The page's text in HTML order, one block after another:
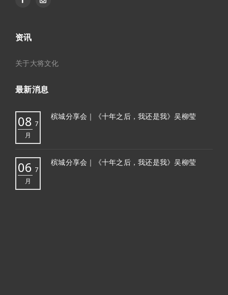
资讯
关于大将文化
最新消息
08 7
月
槟城分享会｜《十年之后，我还是我》吴柳莹
06 7
月
槟城分享会｜《十年之后，我还是我》吴柳莹